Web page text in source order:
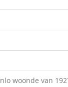
woonde van